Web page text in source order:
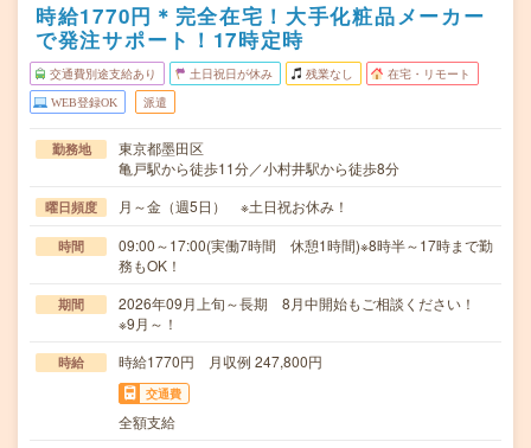
時給1770円＊完全在宅！大手化粧品メーカー
で発注サポート！17時定時
交通費別途支給あり 土日祝日が休み 残業なし 在宅・リモート
WEB登録OK 派遣
勤務地
東京都墨田区
亀戸駅から徒歩11分／小村井駅から徒歩8分
曜日頻度 月～金（週5日） ※土日祝お休み！
時間
09:00～17:00(実働7時間 休憩1時間)※8時半～17時まで勤
務もOK！
期間
2026年09月上旬～長期 8月中開始もご相談ください！
※9月～！
時給 時給1770円 月収例 247,800円
交通費
全額支給